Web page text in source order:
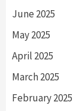
June 2025
May 2025
April 2025
March 2025
February 2025